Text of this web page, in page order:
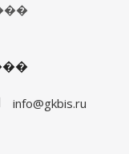
info@gkbis.ru